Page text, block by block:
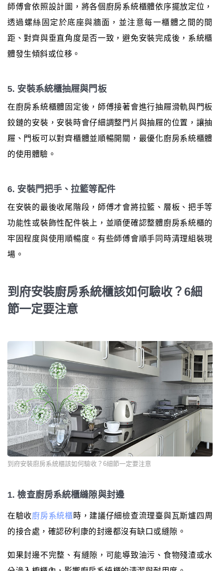
師傅會依照設計圖，將各個廚房系統櫃體依序擺放定位，
透過螺絲固定於底座與牆面，並注意每一櫃體之間的間
距、對齊與垂直角度是否一致，避免安裝完成後，系統櫃
體發生傾斜或位移。
5. 安裝系統櫃抽屜與門板
在廚房系統櫃體固定後，師傅接著會進行抽屜滑軌與門板
鉸鏈的安裝，安裝時會仔細調整門片與抽屜的位置，讓抽
屜、門板可以對齊櫃體並順暢開關，最優化廚房系統櫃體
的使用體驗。
6. 安裝門把手、拉籃等配件
在安裝的最後收尾階段，師傅才會將拉籃、層板、把手等
功能性或裝飾性配件裝上，並順便確認整體廚房系統櫃的
牢固程度與使用順暢度。有些師傅會順手同時清理組裝現
場。
到府安裝廚房系統櫃該如何驗收？6細
節一定要注意
到府安裝廚房系統櫃該如何驗收？6細節一定要注意
1. 檢查廚房系統櫃縫隙與封邊
在驗收廚房系統櫃 時，建議仔細檢查流理臺與瓦斯爐四周
的接合處，確認矽利康的封邊都沒有缺口或縫隙。
如果封邊不完整、有縫隙，可能導致油污、食物殘渣或水